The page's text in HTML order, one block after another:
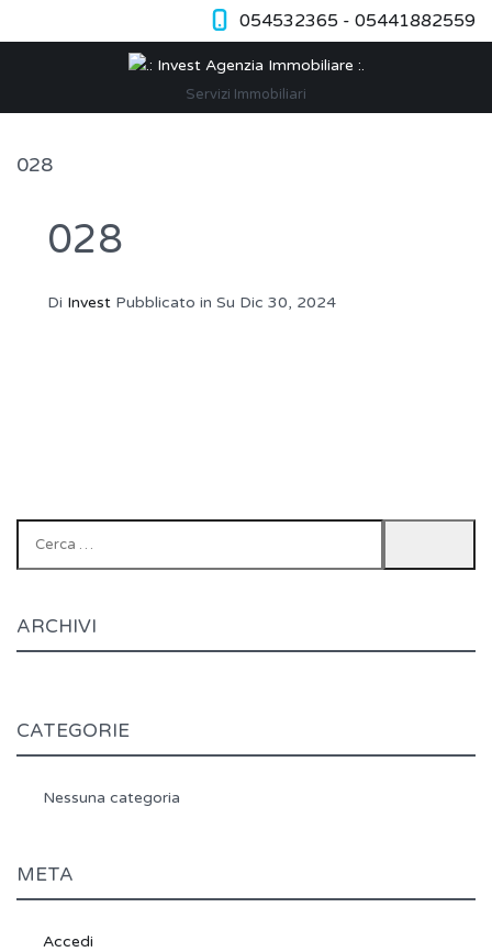
054532365 - 05441882559
Servizi Immobiliari
028
028
Di Invest Pubblicato in Su Dic 30, 2024
ARCHIVI
CATEGORIE
Nessuna categoria
META
Accedi